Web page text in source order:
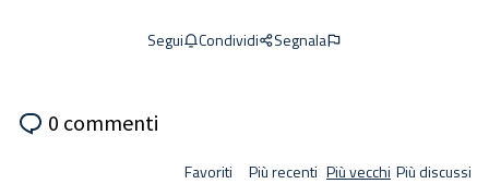
Segui Condividi Segnala
0 commenti
Favoriti Più recenti Più vecchi Più discussi